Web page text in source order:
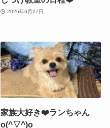
2026年6月27日
家族大好き❤️ランちゃん
o(^▽^)o